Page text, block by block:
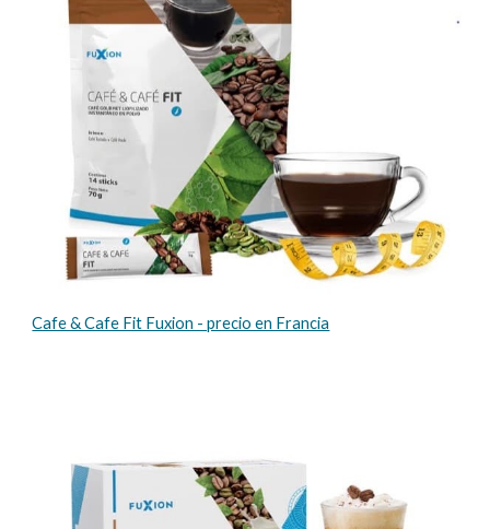
Cafe & Cafe Fit Fuxion - precio en Francia